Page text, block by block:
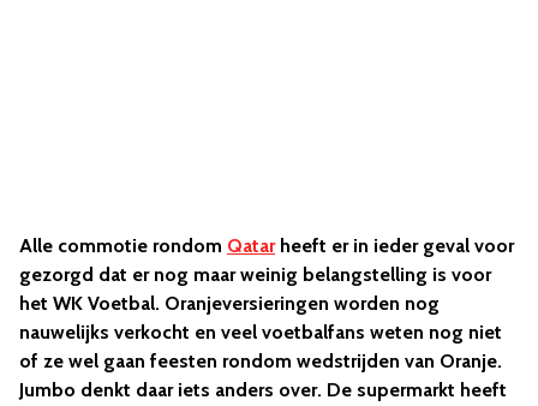
Alle commotie rondom Qatarheeft er in ieder geval voor
gezorgd dat er nog maar weinig belangstelling is voor
het WK Voetbal. Oranjeversieringen worden nog
nauwelijks verkocht en veel voetbalfans weten nog niet
of ze wel gaan feesten rondom wedstrijden van Oranje.
Jumbo denkt daar iets anders over. De supermarkt heeft